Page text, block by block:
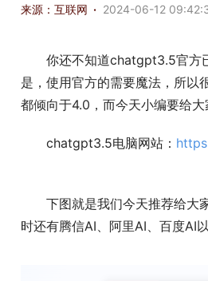
来源：互联网 · 2024-06-12
你还不知道chatgpt3.5官方
是，使用官方的需要魔法，所以
都倾向于4.0，而今天小编要给
chatgpt3.5电脑网站：
下图就是我们今天推荐给
时还有腾信AI、阿里AI、百度AI